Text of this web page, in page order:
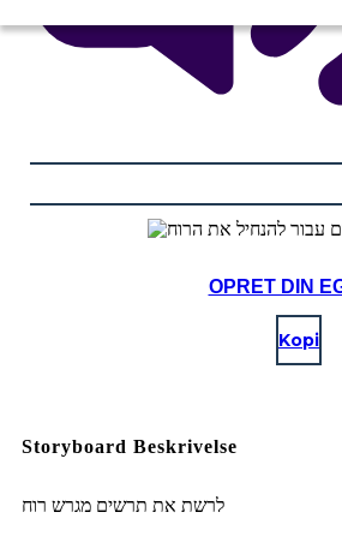
OPRET DIN
Kopi
Storyboard Beskrivelse
לרשת את תרשים מגרש רוח